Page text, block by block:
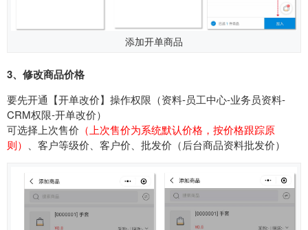
添加开单商品
3、修改商品价格
要先开通【开单改价】操作权限（资料-员工中心-业务员资料-
CRM权限-开单改价）
可选择上次售价 （上次售价为系统默认价格，按价格跟踪原
则）
、客户等级价、客户价、批发价（后台商品资料批发价）